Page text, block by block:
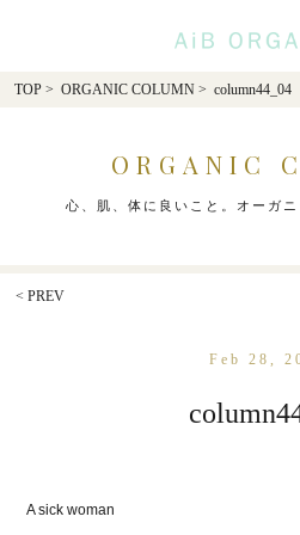
TOP> ORGANIC COLUMN> column44_04
ORGANIC
心、肌、体に良いこと。オーガ
< PREV
Feb 28,
A sick woman